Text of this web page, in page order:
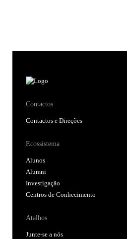
Contactos
Contactos e Direções
Ecossistema
Alunos
Alumni
Investigação
Centros de Conhecimento
Atalhos
Junte-se a nós